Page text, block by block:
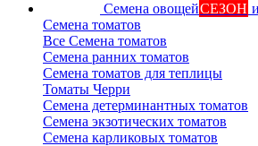
Семена овощейСЕЗОН
Семена томатов
Все Семена томатов
Семена ранних томатов
Семена томатов для теплицы
Томаты Черри
Семена детерминантных томатов
Семена экзотических томатов
Семена карликовых томатов